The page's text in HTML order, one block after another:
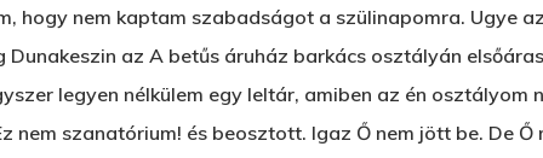
hogy nem kaptam szabadságot a szülinapomra. Ugye
az A betűs áruház barkács osztályán
legyen nélkülem egy leltár, amiben az én osztályom
nem szanatórium! és beosztott. Igaz Ő nem jött be. De Ő